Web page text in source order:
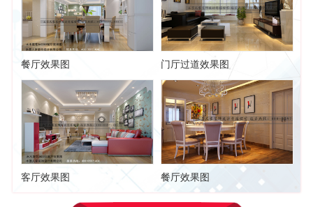
餐厅效果图 门厅过道效果图
客厅效果图 餐厅效果图